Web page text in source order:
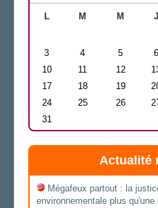
L M M J
3
4 5 6
10
11 12
17
18 19
24
25 26
31
Actualité
Mégafeux partout : la
environnementale plus qu'une